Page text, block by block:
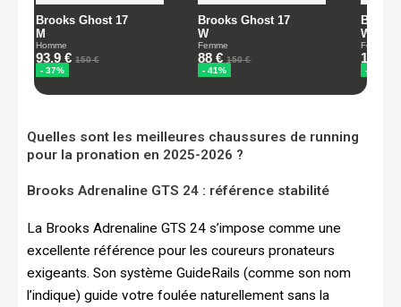
Quelles sont les meilleures chaussures de running
pour la pronation en 2025-2026 ?
Brooks Adrenaline GTS 24 : référence stabilité
La Brooks Adrenaline GTS 24 s’impose comme une
excellente référence pour les coureurs pronateurs
exigeants. Son système GuideRails (comme son nom
l’indique) guide votre foulée naturellement sans la